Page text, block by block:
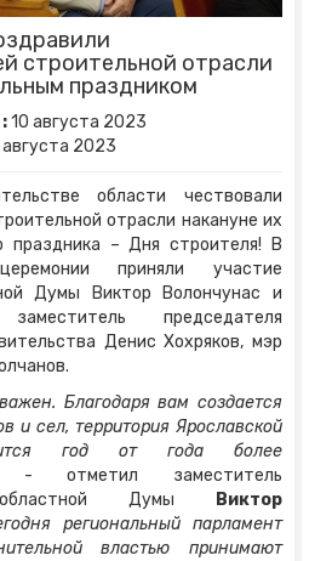
строительной отрасли
праздником
10 августа 2023
августа 2023
области чествовали
отрасли накануне их
праздника – Дня строителя! В
приняли участие
Думы Виктор Волончунас и
председателя
Денис Хохряков, мэр
Благодаря вам создается
и сел, территория Ярославской
год от года более
- отметил заместитель
областной Думы
Виктор
региональный парламент
властью принимают